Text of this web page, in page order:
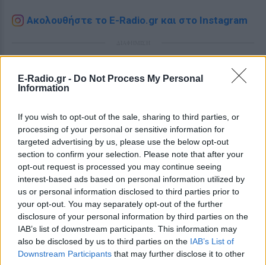
E-Radio.gr - Do Not Process My Personal
Information
If you wish to opt-out of the sale, sharing to third parties, or
processing of your personal or sensitive information for
targeted advertising by us, please use the below opt-out
section to confirm your selection. Please note that after your
opt-out request is processed you may continue seeing
interest-based ads based on personal information utilized by
us or personal information disclosed to third parties prior to
your opt-out. You may separately opt-out of the further
disclosure of your personal information by third parties on the
IAB’s list of downstream participants. This information may
also be disclosed by us to third parties on the IAB’s List of
Downstream Participants that may further disclose it to other
Ακολουθήστε το E-Radio.gr και στο Instagram